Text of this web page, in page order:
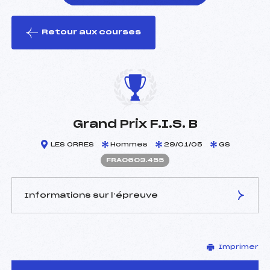
le ski
Retour aux courses
Grand Prix F.I.S. B
LES ORRES Hommes 29/01/05 GS
FRA0603.455
Informations sur l’épreuve
GUGGER SAMUEL (SUI)
Arbitre :
GRANDCLEMENT THOMAS
Imprimer